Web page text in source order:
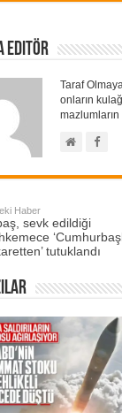
Editör
Taraf
onların
Haber
sevk edildiği
tutuklandı